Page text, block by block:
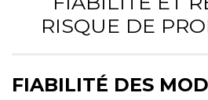
RISQUE DE
FIABILITÉ DES